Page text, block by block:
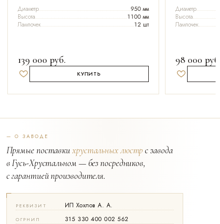
Диаметр
950 мм
Высота
1100 мм
Лампочек
12 шт
139 000 руб.
Добавить в избранное
КУПИТЬ
Диаметр
Высота
Лампочек
98 000
Добавить в
— О ЗАВОДЕ
Прямые поставкихрустальных люстрс завода
в Гусь-Хрустальном — без посредников,
с гарантией производителя.
РЕКВИЗИТ ИП Хохлов А. А.
ОГРНИП 315 330 400 002 562